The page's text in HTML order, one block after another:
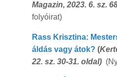
Magazin, 2023. 6. sz.
folyóirat)
Rass Krisztina:
áldás vagy átok? (
22. sz. 30-31. oldal)